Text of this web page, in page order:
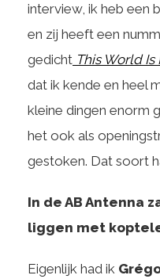
interview, ik heb een
en zij heeft een
gedicht This World Is
dat ik kende en heel
kleine dingen enorm
het ook als
gestoken. Dat soort
In de AB Antenna
liggen met
Eigenlijk had ik